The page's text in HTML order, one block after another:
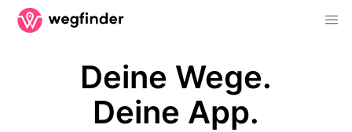
Deine Wege.
Deine App.